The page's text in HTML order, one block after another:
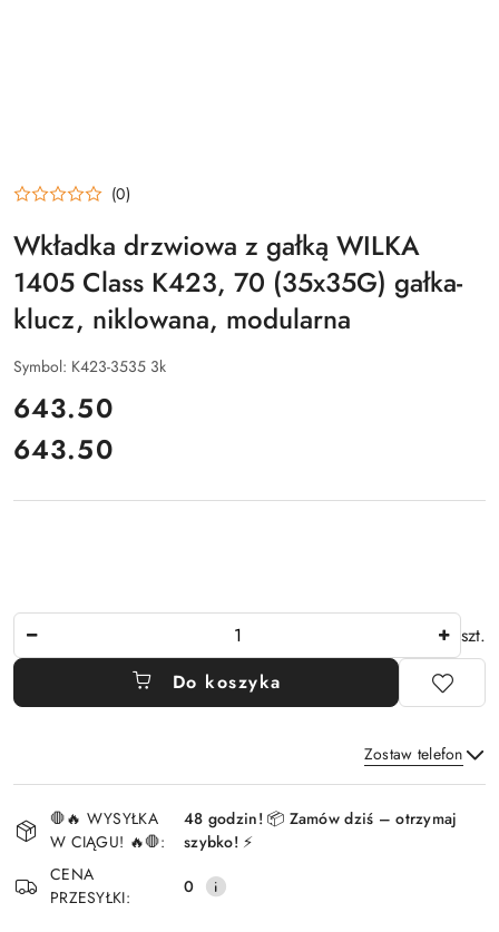
(0)
Wkładka drzwiowa z gałką WILKA
1405 Class K423, 70 (35x35G) gałka-
klucz, niklowana, modularna
Symbol: K423-3535 3k
cena:
643.50
Cena:
643.50
szt.
Do koszyka
Zostaw telefon
Wyślij
i
dostawa
🛑🔥 WYSYŁKA
W CIĄGU! 🔥🛑:
48 godzin! 📦 Zamów dziś – otrzymaj
szybko! ⚡
CENA
PRZESYŁKI:
0